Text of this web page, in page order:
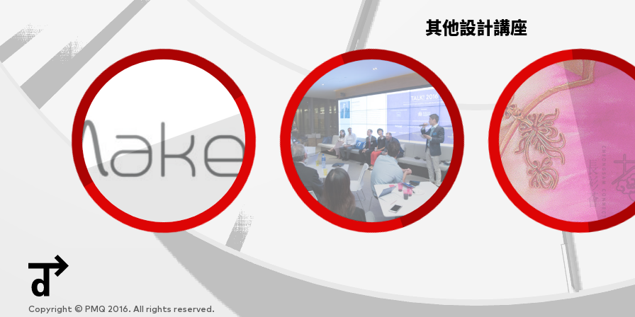
其他設計講座
Copyright © PMQ 2016. All rights reserved.